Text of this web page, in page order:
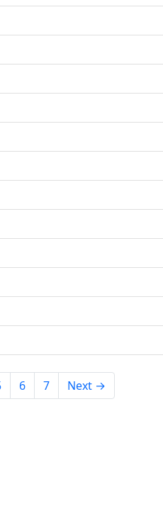
6 7 Next →